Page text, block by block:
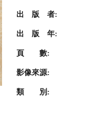
出 版 者:
出 版 年:
頁 數:
影像來源:
類 別: